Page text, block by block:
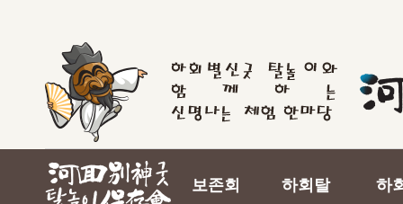
보존회 하회탈 하